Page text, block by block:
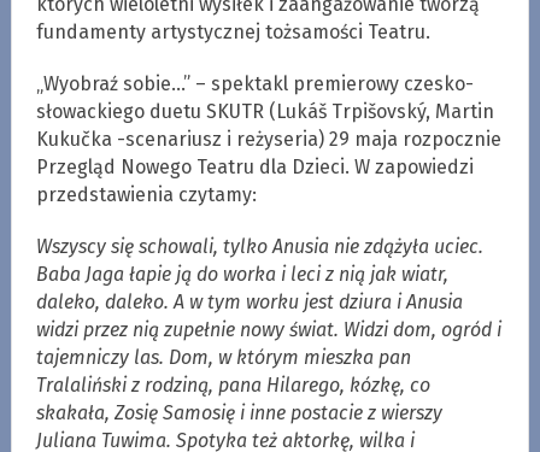
fundamenty artystycznej tożsamości Teatru.
„Wyobraź sobie…” – spektakl premierowy czesko-
słowackiego duetu SKUTR (Lukáš Trpišovský, Martin
Kukučka -scenariusz i reżyseria) 29 maja rozpocznie
Przegląd Nowego Teatru dla Dzieci. W zapowiedzi
przedstawienia czytamy:
Wszyscy się schowali, tylko Anusia nie zdążyła uciec.
Baba Jaga łapie ją do worka i leci z nią jak wiatr,
daleko, daleko. A w tym worku jest dziura i Anusia
widzi przez nią zupełnie nowy świat. Widzi dom, ogród i
tajemniczy las. Dom, w którym mieszka pan
Tralaliński z rodziną, pana Hilarego, kózkę, co
skakała, Zosię Samosię i inne postacie z wierszy
Juliana Tuwima. Spotyka też aktorkę, wilka i